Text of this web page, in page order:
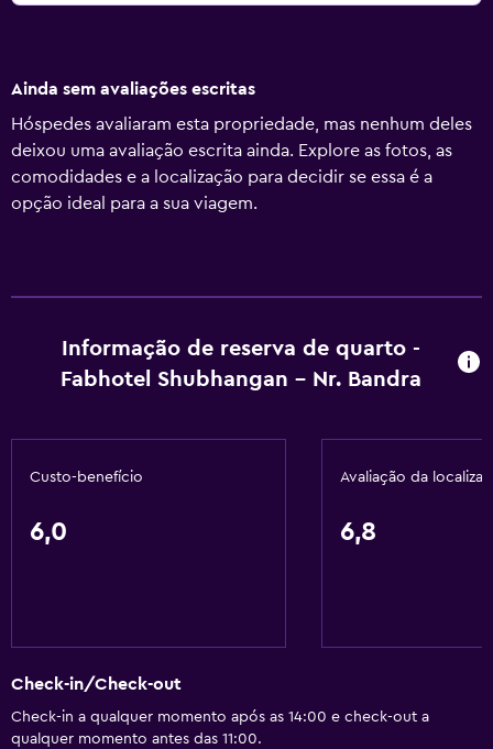
Ainda sem avaliações escritas
Hóspedes avaliaram esta propriedade, mas nenhum deles
deixou uma avaliação escrita ainda. Explore as fotos, as
comodidades e a localização para decidir se essa é a
opção ideal para a sua viagem.
Informação de reserva de quarto -
Fabhotel Shubhangan - Nr. Bandra
Custo-benefício
6,0
Avaliação da
6,8
Check-in/Check-out
Check-in a qualquer momento após as 14:00 e check-out a
qualquer momento antes das 11:00.